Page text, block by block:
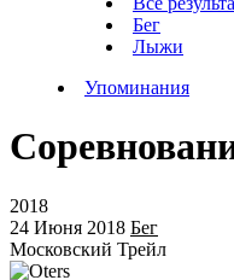
Бег
Лыжи
Упоминания
2018
24 Июня 2018 Бег
Московский Трейл